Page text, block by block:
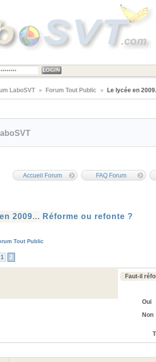
LaboSVT Forum Tout Public Le lycée en
Accueil Forum FAQ Forum
2009... Réforme ou refonte ?
Tout Public
1 2
Faut-il
Oui
Non